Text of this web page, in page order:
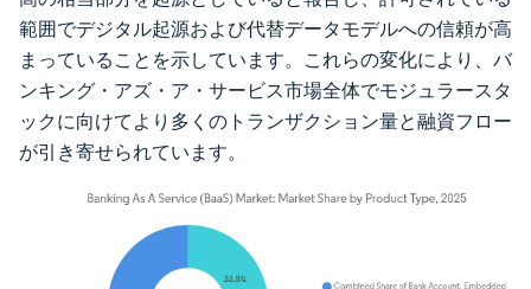
範囲でデジタル起源および代替データモデルへの信頼が高
まっていることを示しています。これらの変化により、バ
ンキング・アズ・ア・サービス市場全体でモジュラースタ
ックに向けてより多くのトランザクション量と融資フロー
が引き寄せられています。